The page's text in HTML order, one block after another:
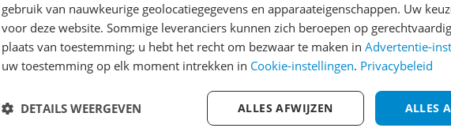
Anders
0020714757809
met het schrijven van je
een review gemiddeld
andere bezoekers een
€250,-! Klik hier voor de
Cijfer
gebruik van nauwkeurige geolocatiegegevens en apparaateigenschappen. Uw
voor deze website. Sommige leveranciers kunnen zich beroepen op
plaats van toestemming; u hebt het recht om bezwaar te maken in Advertentie-
uw toestemming op elk moment intrekken in Cookie-instellingen. Privacybeleid
ALLES
ALLES AFWIJZEN
DETAILS WEERGEVEN